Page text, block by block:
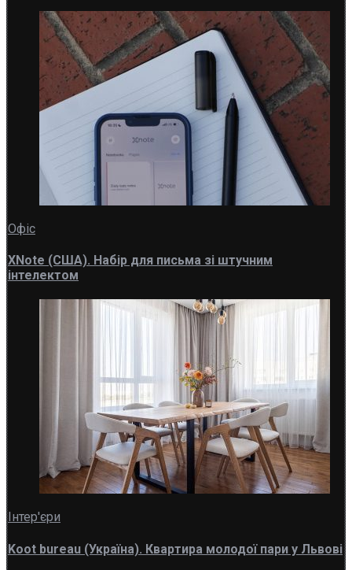
Офіс
XNote (США). Набір для письма зі штучним
інтелектом
Інтер'єри
Koot bureau (Україна). Квартира молодої пари у Львові